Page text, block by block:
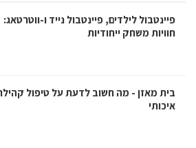
פיינטבול לילדים, פיינטבול נייד ו-ווטרטאג:
חוויות משחק ייחודיות
בית מאזן - מה חשוב לדעת על טיפול
איכותי